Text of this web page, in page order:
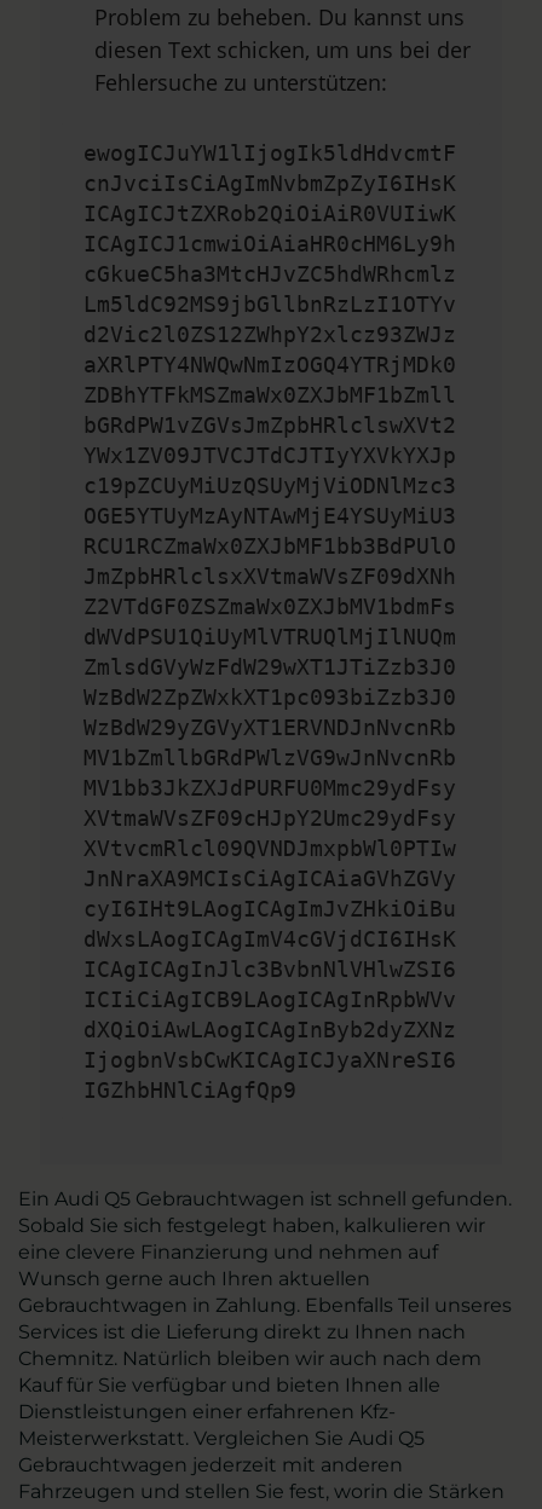
Problem zu beheben. Du kannst uns
diesen Text schicken, um uns bei der
Fehlersuche zu unterstützen:
ewogICJuYW1lIjogIk5ldHdvcmtF
cnJvciIsCiAgImNvbmZpZyI6IHsK
ICAgICJtZXRob2QiOiAiR0VUIiwK
ICAgICJ1cmwiOiAiaHR0cHM6Ly9h
cGkueC5ha3MtcHJvZC5hdWRhcmlz
Lm5ldC92MS9jbGllbnRzLzI1OTYv
d2Vic2l0ZS12ZWhpY2xlcz93ZWJz
aXRlPTY4NWQwNmIzOGQ4YTRjMDk0
ZDBhYTFkMSZmaWx0ZXJbMF1bZmll
bGRdPW1vZGVsJmZpbHRlclswXVt2
YWx1ZV09JTVCJTdCJTIyYXVkYXJp
c19pZCUyMiUzQSUyMjViODNlMzc3
OGE5YTUyMzAyNTAwMjE4YSUyMiU3
RCU1RCZmaWx0ZXJbMF1bb3BdPUlO
JmZpbHRlclsxXVtmaWVsZF09dXNh
Z2VTdGF0ZSZmaWx0ZXJbMV1bdmFs
dWVdPSU1QiUyMlVTRUQlMjIlNUQm
ZmlsdGVyWzFdW29wXT1JTiZzb3J0
WzBdW2ZpZWxkXT1pc093biZzb3J0
WzBdW29yZGVyXT1ERVNDJnNvcnRb
MV1bZmllbGRdPWlzVG9wJnNvcnRb
MV1bb3JkZXJdPURFU0Mmc29ydFsy
XVtmaWVsZF09cHJpY2Umc29ydFsy
XVtvcmRlcl09QVNDJmxpbWl0PTIw
JnNraXA9MCIsCiAgICAiaGVhZGVy
cyI6IHt9LAogICAgImJvZHkiOiBu
dWxsLAogICAgImV4cGVjdCI6IHsK
ICAgICAgInJlc3BvbnNlVHlwZSI6
ICIiCiAgICB9LAogICAgInRpbWVv
dXQiOiAwLAogICAgInByb2dyZXNz
IjogbnVsbCwKICAgICJyaXNreSI6
IGZhbHNlCiAgfQp9
Ein Audi Q5 Gebrauchtwagen ist schnell gefunden.
Sobald Sie sich festgelegt haben, kalkulieren wir
eine clevere Finanzierung und nehmen auf
Wunsch gerne auch Ihren aktuellen
Gebrauchtwagen in Zahlung. Ebenfalls Teil unseres
Services ist die Lieferung direkt zu Ihnen nach
Chemnitz. Natürlich bleiben wir auch nach dem
Kauf für Sie verfügbar und bieten Ihnen alle
Dienstleistungen einer erfahrenen Kfz-
Meisterwerkstatt. Vergleichen Sie Audi Q5
Gebrauchtwagen jederzeit mit anderen
Fahrzeugen und stellen Sie fest, worin die Stärken